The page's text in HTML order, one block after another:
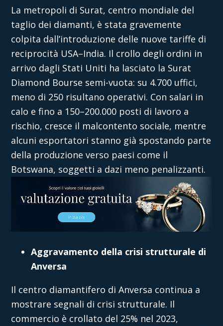
La metropoli di Surat, centro mondiale del
taglio dei diamanti, è stata gravemente
colpita dall’introduzione delle nuove tariffe di
reciprocità USA–India. Il crollo degli ordini in
arrivo dagli Stati Uniti ha lasciato la Surat
Diamond Bourse semi-vuota: su 4.700 uffici,
meno di 250 risultano operativi. Con salari in
calo e fino a 150–200.000 posti di lavoro a
rischio, cresce il malcontento sociale, mentre
alcuni esportatori stanno già spostando parte
della produzione verso paesi come il
Botswana, soggetti a dazi meno penalizzanti.
Aggravamento della crisi strutturale di
Anversa
Il centro diamantifero di Anversa continua a
mostrare segnali di crisi strutturale. Il
commercio è crollato del 25% nel 2023,